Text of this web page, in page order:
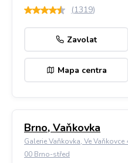
(1319)
Zavolat
Mapa centra
Brno, Vaňkovka
Galerie Vaňkovka, Ve Vaňkovce
00 Brno-střed